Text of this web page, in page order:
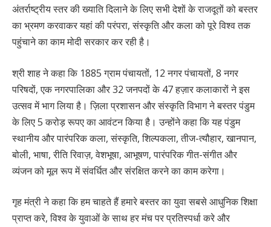
अंतर्राष्ट्रीय स्तर की ख्याति दिलाने के लिए सभी देशों के राजदूतों को बस्तर
का भ्रमण करवाकर यहां की परंपरा, संस्कृति और कला को पूरे विश्व तक
पहुंचाने का काम मोदी सरकार कर रही है।
श्री शाह ने कहा कि 1885 ग्राम पंचायतों, 12 नगर पंचायतों, 8 नगर
परिषदों, एक नगरपालिका और 32 जनपदों के 47 हज़ार कलाकारों ने इस
उत्सव में भाग लिया है। ज़िला प्रशासन और संस्कृति विभाग ने बस्तर पंडुम
के लिए 5 करोड़ रूपए का आवंटन किया है। उन्होंने कहा कि यह पंडुम
स्थानीय और पारंपरिक कला, संस्कृति, शिल्पकला, तीज-त्यौहार, खानपान,
बोली, भाषा, रीति रिवाज़, वेशभूषा, आभूषण, पारंपरिक गीत-संगीत और
व्यंजन को मूल रूप में संवर्धित और संरक्षित करने का काम करेगा।
गृह मंत्री ने कहा कि हम चाहते हैं हमारे बस्तर का युवा सबसे आधुनिक शिक्षा
प्राप्त करे, विश्व के युवाओं के साथ हर मंच पर प्रतिस्पर्धा करे और